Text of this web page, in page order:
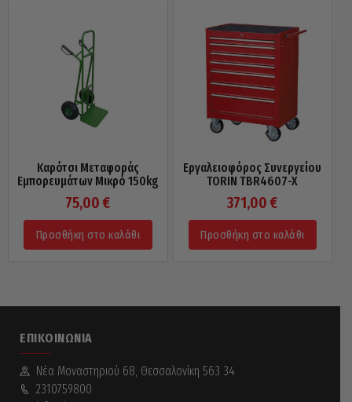
Καρότσι Μεταφοράς
Εμπορευμάτων Μικρό 150kg
75,00€
Προσθήκη στο καλάθι
Εργαλειοφόρος Συνεργείου
TORIN TBR4607-X
371,00€
Προσθήκη στο καλάθι
ΕΠΙΚΟΙΝΩΝΊΑ
Νέα Mοναστηριού 68, Θεσσαλονίκη 563 34
2310759800